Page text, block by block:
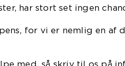
har stort set ingen
for vi er nemlig en af
med, så skriv til os på